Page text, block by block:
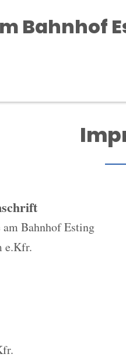
Bahnhof
Bahnhof Esting
e.Kfr.